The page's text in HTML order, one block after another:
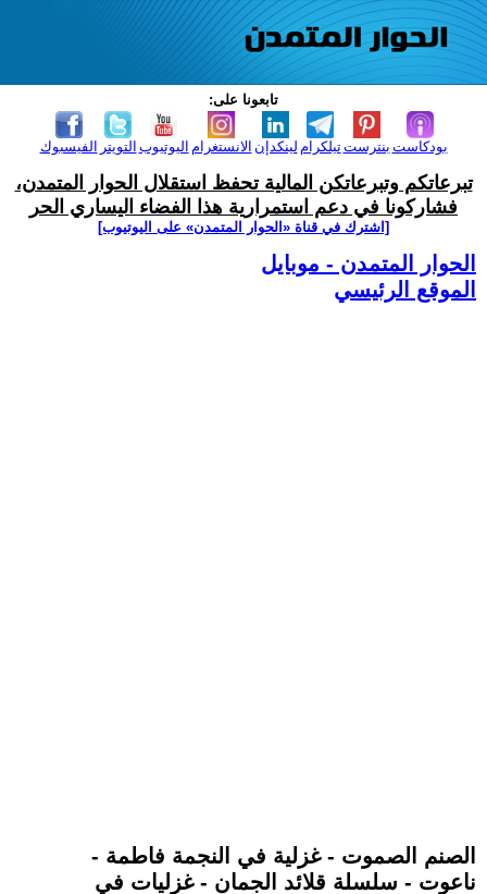
تابعونا على:
الفيسبوك التويتر اليوتيوب الانستغرام لينكدإن تيلكرامبنترست بودكاست
تبرعاتكم وتبرعاتكن المالية تحفظ استقلال الحوار المتمدن،
فشاركونا في دعم استمرارية هذا الفضاء اليساري الحر
[اشترك في قناة ‫«الحوار المتمدن» على اليوتيوب]
الحوار المتمدن - موبايل
الموقع الرئيسي
- الصنم الصموت - غزلية في النجمة فاطمة
ناعوت - سلسلة قلائد الجمان - غزليات في